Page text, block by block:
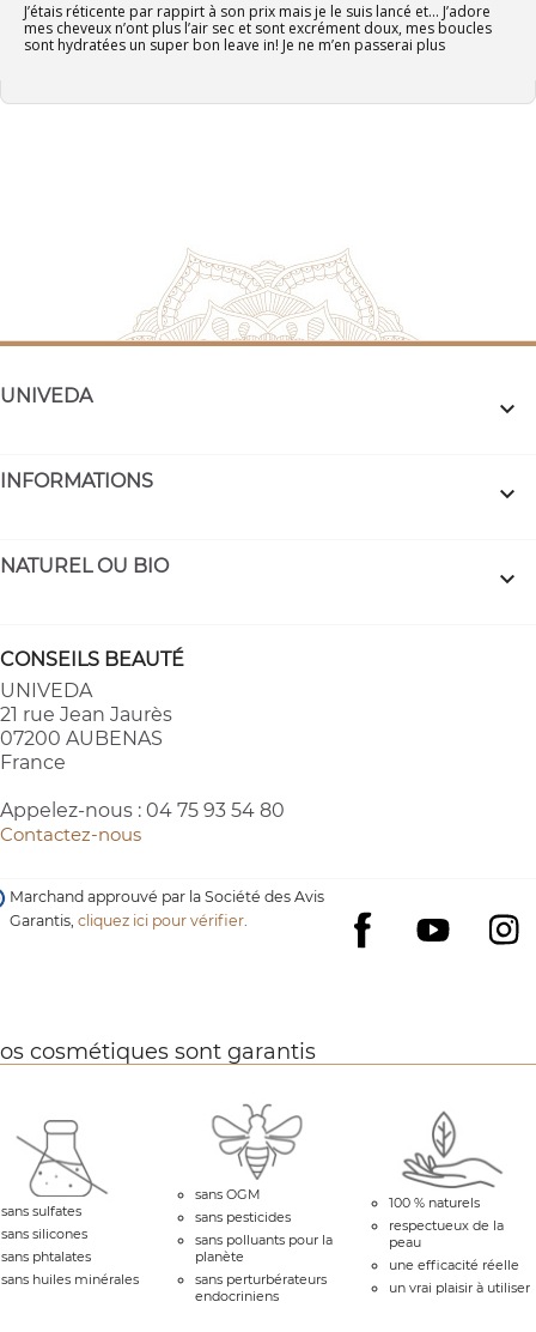
J’étais réticente par rappirt à son prix mais je le suis lancé et... J’adore
mes cheveux n’ont plus l’air sec et sont excrément doux, mes boucles
sont hydratées un super bon leave in! Je ne m’en passerai plus
UNIVEDA 
INFORMATIONS 
NATUREL OU BIO 
CONSEILS BEAUTÉ
UNIVEDA
21 rue Jean Jaurès
07200 AUBENAS
France
Appelez-nous : 04 75 93 54 80
Contactez-nous
Facebook
YouTube
Marchand approuvé par la Société des Avis
Garantis,cliquez ici pour vérifier.
cosmétiques sont garantis
sans sulfates
sans silicones
sans phtalates
sans huiles minérales
sans OGM
sans pesticides
sans polluants pour la
planète
sans perturbérateurs
endocriniens
100 % naturels
respectueux de la
peau
une efficacité réelle
un vrai plaisir à utiliser